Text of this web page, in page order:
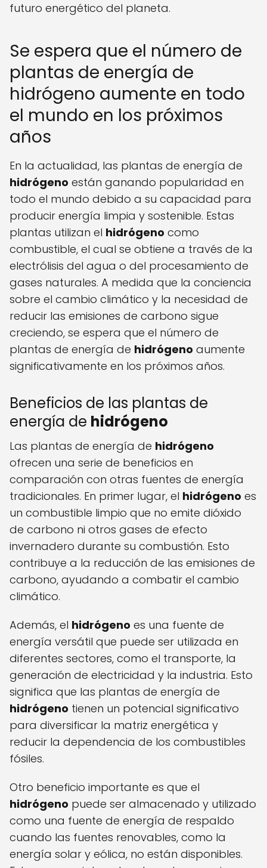
futuro energético del planeta.
Se espera que el número de
plantas de energía de
hidrógeno aumente en todo
el mundo en los próximos
años
En la actualidad, las plantas de energía de
hidrógeno están ganando popularidad en
todo el mundo debido a su capacidad para
producir energía limpia y sostenible. Estas
plantas utilizan el hidrógeno como
combustible, el cual se obtiene a través de la
electrólisis del agua o del procesamiento de
gases naturales. A medida que la conciencia
sobre el cambio climático y la necesidad de
reducir las emisiones de carbono sigue
creciendo, se espera que el número de
plantas de energía de hidrógeno aumente
significativamente en los próximos años.
Beneficios de las plantas de
energía de hidrógeno
Las plantas de energía de hidrógeno
ofrecen una serie de beneficios en
comparación con otras fuentes de energía
tradicionales. En primer lugar, el hidrógeno es
un combustible limpio que no emite dióxido
de carbono ni otros gases de efecto
invernadero durante su combustión. Esto
contribuye a la reducción de las emisiones de
carbono, ayudando a combatir el cambio
climático.
Además, el hidrógeno es una fuente de
energía versátil que puede ser utilizada en
diferentes sectores, como el transporte, la
generación de electricidad y la industria. Esto
significa que las plantas de energía de
hidrógeno tienen un potencial significativo
para diversificar la matriz energética y
reducir la dependencia de los combustibles
fósiles.
Otro beneficio importante es que el
hidrógeno puede ser almacenado y utilizado
como una fuente de energía de respaldo
cuando las fuentes renovables, como la
energía solar y eólica, no están disponibles.